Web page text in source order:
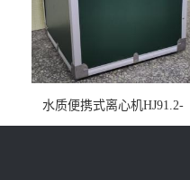
水质便携式离心机HJ91.2-
2022地表水总磷监测内置有